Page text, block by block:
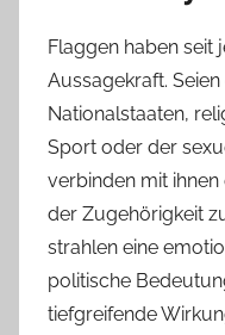
Flaggen haben seit
Aussagekraft.
Nationalstaaten,
Sport oder der
verbinden mit ihnen
der Zugehörigkeit
strahlen eine
politische
tiefgreifende